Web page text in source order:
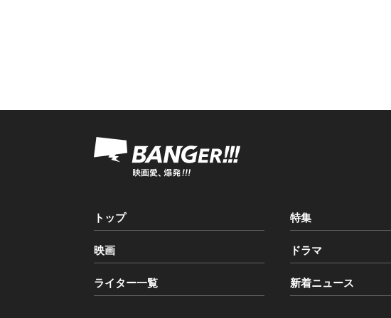
トップ 特集
映画 ドラマ
ライター一覧 新着ニュース